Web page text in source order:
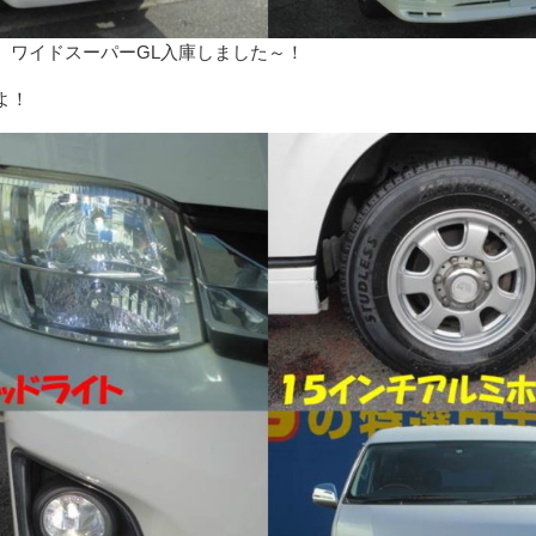
ドスーパーGL入庫しました～！
！